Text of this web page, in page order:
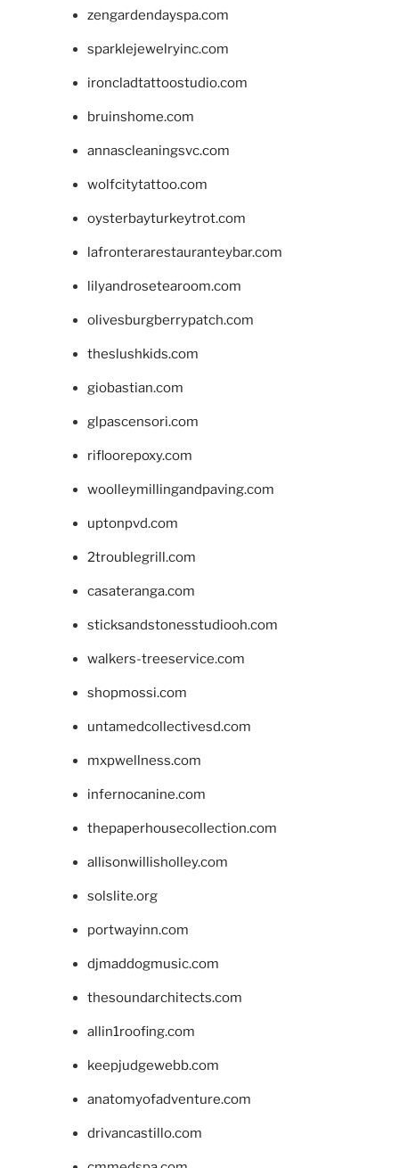
zengardendayspa.com
sparklejewelryinc.com
ironcladtattoostudio.com
bruinshome.com
annascleaningsvc.com
wolfcitytattoo.com
oysterbayturkeytrot.com
lafronterarestauranteybar.com
lilyandrosetearoom.com
olivesburgberrypatch.com
theslushkids.com
giobastian.com
glpascensori.com
rifloorepoxy.com
woolleymillingandpaving.com
uptonpvd.com
2troublegrill.com
casateranga.com
sticksandstonesstudiooh.com
walkers-treeservice.com
shopmossi.com
untamedcollectivesd.com
mxpwellness.com
infernocanine.com
thepaperhousecollection.com
allisonwillisholley.com
solslite.org
portwayinn.com
djmaddogmusic.com
thesoundarchitects.com
allin1roofing.com
keepjudgewebb.com
anatomyofadventure.com
drivancastillo.com